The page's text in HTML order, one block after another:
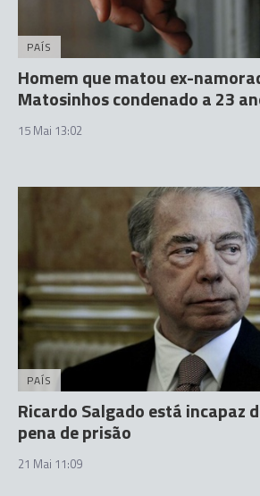
PAÍS
Homem que matou ex-
Matosinhos condenado a 23
15 Mai 13:02
PAÍS
Ricardo Salgado está incapaz
pena de prisão
21 Mai 11:09